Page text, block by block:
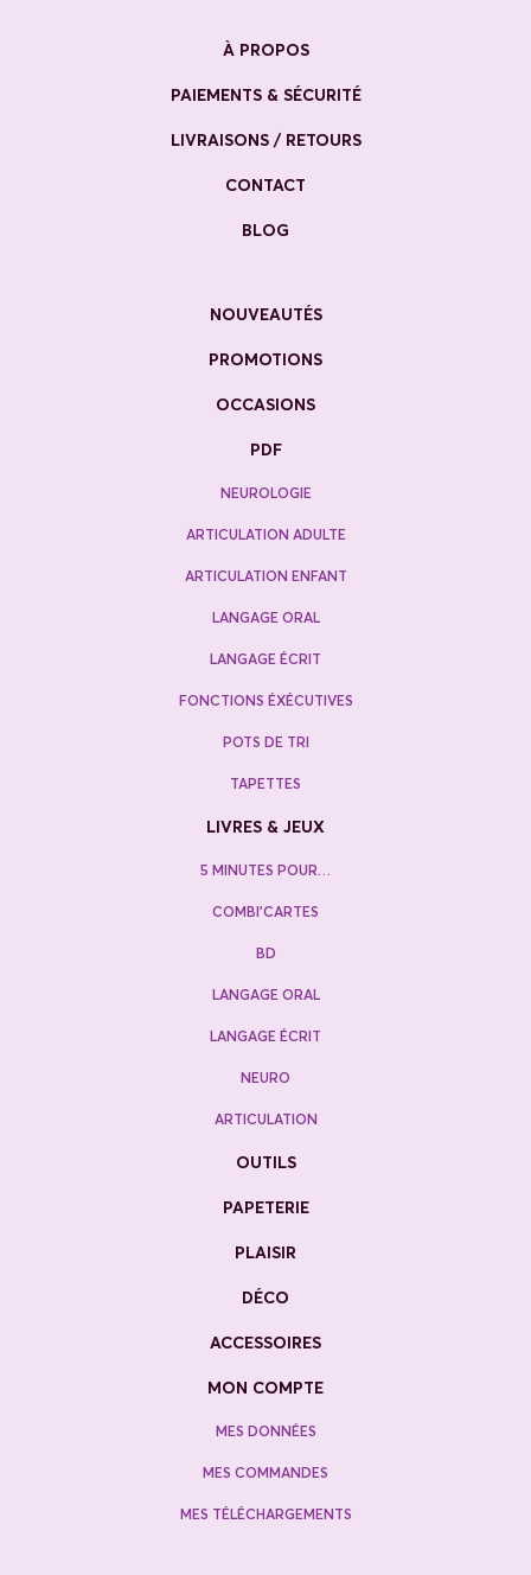
À PROPOS
PAIEMENTS & SÉCURITÉ
LIVRAISONS / RETOURS
CONTACT
BLOG
NOUVEAUTÉS
PROMOTIONS
OCCASIONS
PDF
NEUROLOGIE
ARTICULATION ADULTE
ARTICULATION ENFANT
LANGAGE ORAL
LANGAGE ÉCRIT
FONCTIONS ÉXÉCUTIVES
POTS DE TRI
TAPETTES
LIVRES & JEUX
5 MINUTES POUR…
COMBI’CARTES
BD
LANGAGE ORAL
LANGAGE ÉCRIT
NEURO
ARTICULATION
OUTILS
PAPETERIE
PLAISIR
DÉCO
ACCESSOIRES
MON COMPTE
MES DONNÉES
MES COMMANDES
MES TÉLÉCHARGEMENTS